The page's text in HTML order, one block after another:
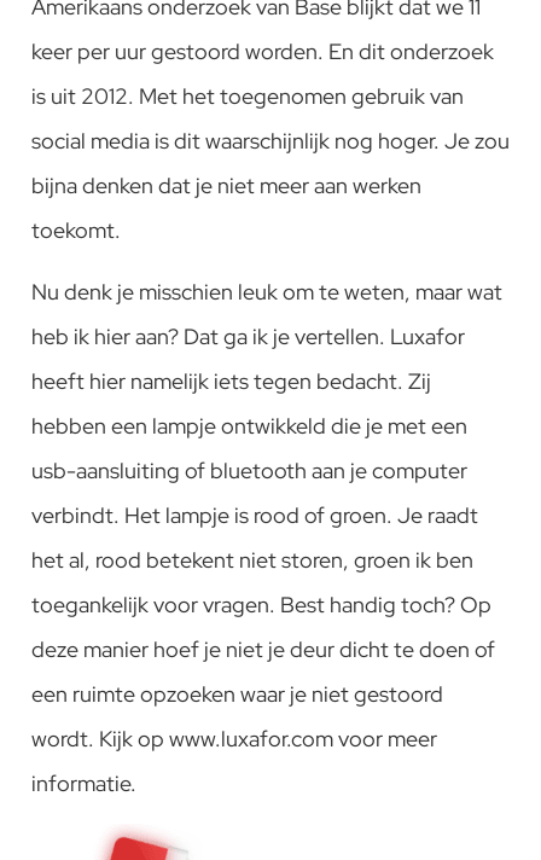
Amerikaans onderzoek van Base blijkt dat we 11
keer per uur gestoord worden. En dit onderzoek
is uit 2012. Met het toegenomen gebruik van
social media is dit waarschijnlijk nog hoger. Je zou
bijna denken dat je niet meer aan werken
toekomt.
Nu denk je misschien leuk om te weten, maar wat
heb ik hier aan? Dat ga ik je vertellen. Luxafor
heeft hier namelijk iets tegen bedacht. Zij
hebben een lampje ontwikkeld die je met een
usb-aansluiting of bluetooth aan je computer
verbindt. Het lampje is rood of groen. Je raadt
het al, rood betekent niet storen, groen ik ben
toegankelijk voor vragen. Best handig toch? Op
deze manier hoef je niet je deur dicht te doen of
een ruimte opzoeken waar je niet gestoord
wordt. Kijk op www.luxafor.com voor meer
informatie.